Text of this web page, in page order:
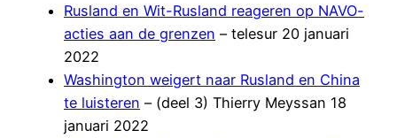
Rusland en Wit-Rusland reageren op NAVO-
acties aan de grenzen – telesur 20 januari
2022
Washington weigert naar Rusland en China
te luisteren – (deel 3) Thierry Meyssan 18
januari 2022